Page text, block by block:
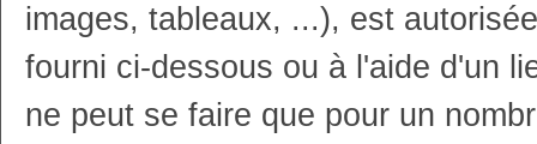
images, tableaux, ...), est
fourni ci-dessous ou à l'aide d'un
ne peut se faire que pour un